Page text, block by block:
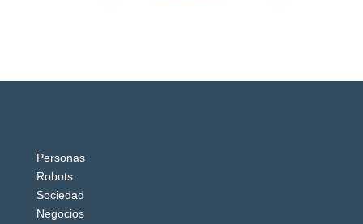
Personas
Robots
Sociedad
Negocios